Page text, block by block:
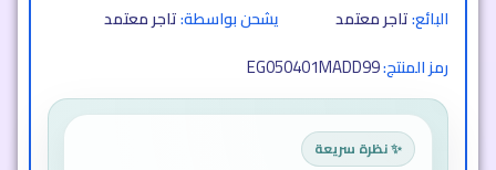
البائع:تاجر معتمد يشحن بواسطة:تاجر معتمد
رمز المنتج:EG050401MADD99
✨ نظرة سريعة